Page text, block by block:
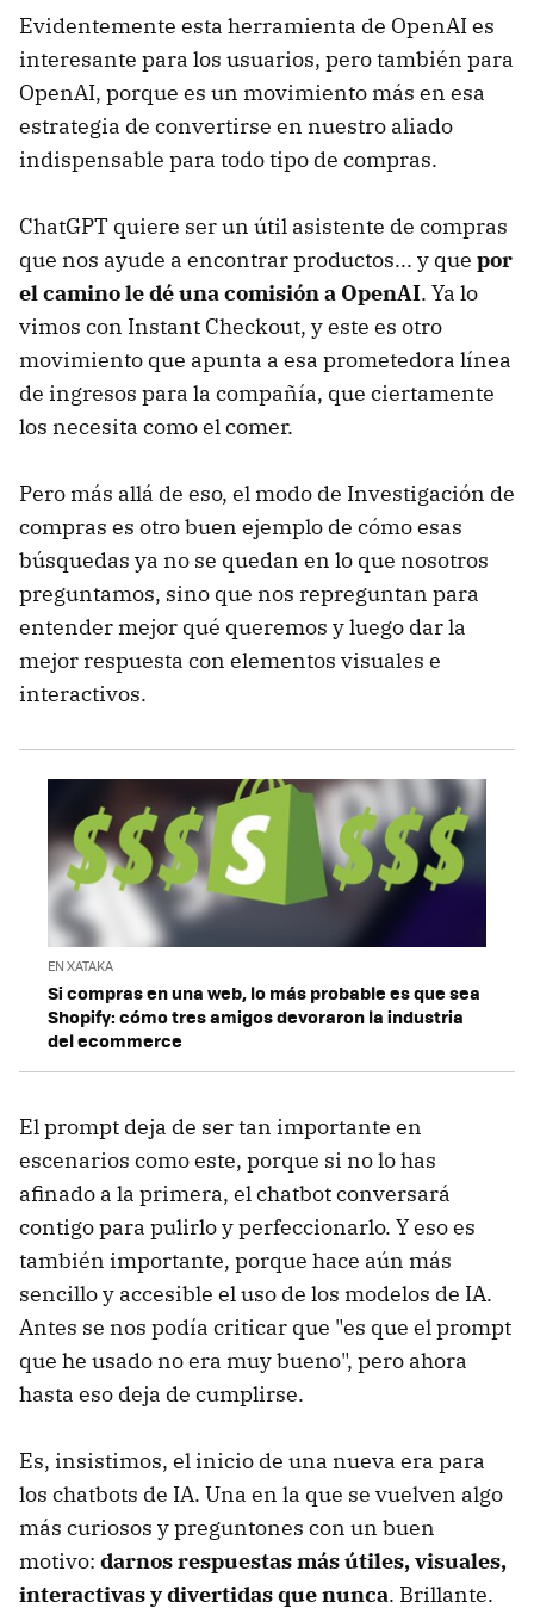
Evidentemente esta herramienta de OpenAI es
interesante para los usuarios, pero también para
OpenAI, porque es un movimiento más en esa
estrategia de convertirse en nuestro aliado
indispensable para todo tipo de compras.
ChatGPT quiere ser un útil asistente de compras
que nos ayude a encontrar productos... y que por
el camino le dé una comisión a OpenAI. Ya lo
vimos con Instant Checkout, y este es otro
movimiento que apunta a esa prometedora línea
de ingresos para la compañía, que ciertamente
los necesita como el comer.
Pero más allá de eso, el modo de Investigación de
compras es otro buen ejemplo de cómo esas
búsquedas ya no se quedan en lo que nosotros
preguntamos, sino que nos repreguntan para
entender mejor qué queremos y luego dar la
mejor respuesta con elementos visuales e
interactivos.
EN XATAKA
Si compras en una web, lo más probable es que sea
Shopify: cómo tres amigos devoraron la industria
del ecommerce
El prompt deja de ser tan importante en
escenarios como este, porque si no lo has
afinado a la primera, el chatbot conversará
contigo para pulirlo y perfeccionarlo. Y eso es
también importante, porque hace aún más
sencillo y accesible el uso de los modelos de IA.
Antes se nos podía criticar que "es que el prompt
que he usado no era muy bueno", pero ahora
hasta eso deja de cumplirse.
Es, insistimos, el inicio de una nueva era para
los chatbots de IA. Una en la que se vuelven algo
más curiosos y preguntones con un buen
motivo: darnos respuestas más útiles, visuales,
interactivas y divertidas que nunca. Brillante.